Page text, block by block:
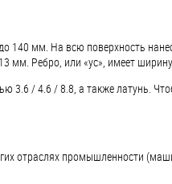
140 мм. На всю поверхность
мм. Ребро, или «ус», имеет
3.6 / 4.6 / 8.8, а также латунь.
отраслях промышленности